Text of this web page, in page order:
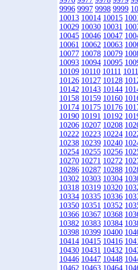
9996 9997 9998 9999
10013 10014 10015
10029 10030 10031
10045 10046 10047
10061 10062 10063
10077 10078 10079
10093 10094 10095
10109 10110 10111
10126 10127 10128
10142 10143 10144
10158 10159 10160
10174 10175 10176
10190 10191 10192
10206 10207 10208
10222 10223 10224
10238 10239 10240
10254 10255 10256
10270 10271 10272
10286 10287 10288
10302 10303 10304
10318 10319 10320
10334 10335 10336
10350 10351 10352
10366 10367 10368
10382 10383 10384
10398 10399 10400
10414 10415 10416
10430 10431 10432
10446 10447 10448
10462 10463 10464